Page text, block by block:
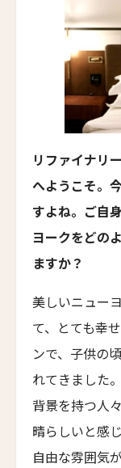
ミー・カボ
ME Cabo
シャンハイ・
Shanghai Muh
ザ・スパイア
Europa Palace
ザ・エヴレン
The Evren
スマック マチ
SUMAQ Machu
アートホテル
Art Hotel Riposo
ウエスト ベイ
ラ・コラリー
リファイナリ
へようこそ。
すよね。ご自
ヨークをどの
ますか？
美しいニュー
て、とても幸
ンで、子供の
れてきました
背景を持つ人
晴らしいと感
自由な雰囲気